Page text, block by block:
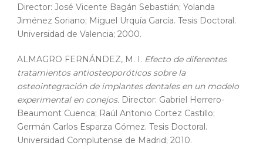
Director: José Vicente Bagán Sebastián; Yolanda
Jiménez Soriano; Miguel Urquía García. Tesis Doctoral.
Universidad de Valencia; 2000.
ALMAGRO FERNÁNDEZ, M. I. Efecto de diferentes
tratamientos antiosteoporóticos sobre la
osteointegración de implantes dentales en un modelo
experimental en conejos. Director: Gabriel Herrero-
Beaumont Cuenca; Raúl Antonio Cortez Castillo;
Germán Carlos Esparza Gómez. Tesis Doctoral.
Universidad Complutense de Madrid; 2010.